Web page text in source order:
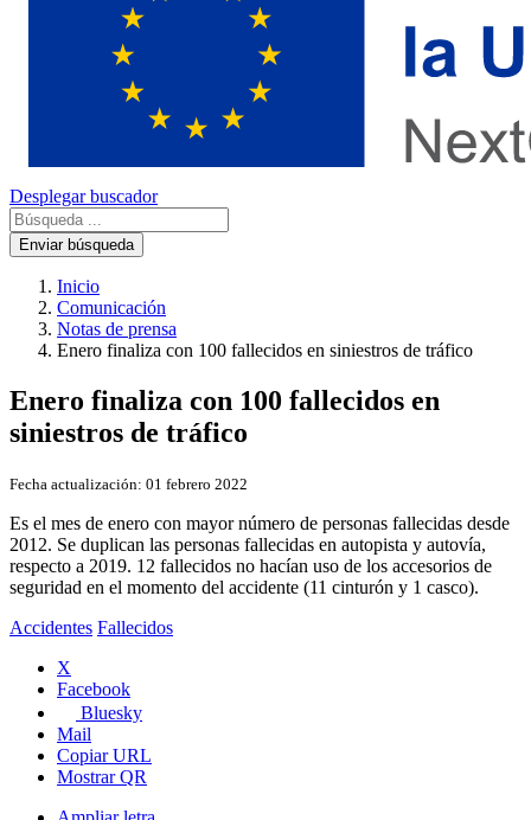
Desplegar buscador
Enviar búsqueda
Inicio
Comunicación
Notas de prensa
Enero finaliza con 100 fallecidos en siniestros de tráfico
Enero finaliza con 100 fallecidos en
siniestros de tráfico
Fecha actualización: 01 febrero 2022
Es el mes de enero con mayor número de personas fallecidas desde
2012. Se duplican las personas fallecidas en autopista y autovía,
respecto a 2019. 12 fallecidos no hacían uso de los accesorios de
seguridad en el momento del accidente (11 cinturón y 1 casco).
Accidentes Fallecidos
X
Facebook
Bluesky
Mail
Copiar URL
Mostrar QR